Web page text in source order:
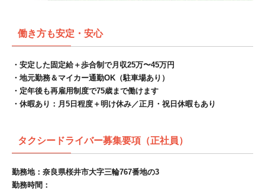
働き方も安定・安心
・安定した固定給＋歩合制で月収25万〜45万円
・地元勤務＆マイカー通勤OK（駐車場あり）
・定年後も再雇用制度で75歳まで働けます
・休暇あり：月5日程度＋明け休み／正月・祝日休暇もあり
タクシードライバー募集要項（正社員）
勤務地：奈良県桜井市大字三輪767番地の3
勤務時間：